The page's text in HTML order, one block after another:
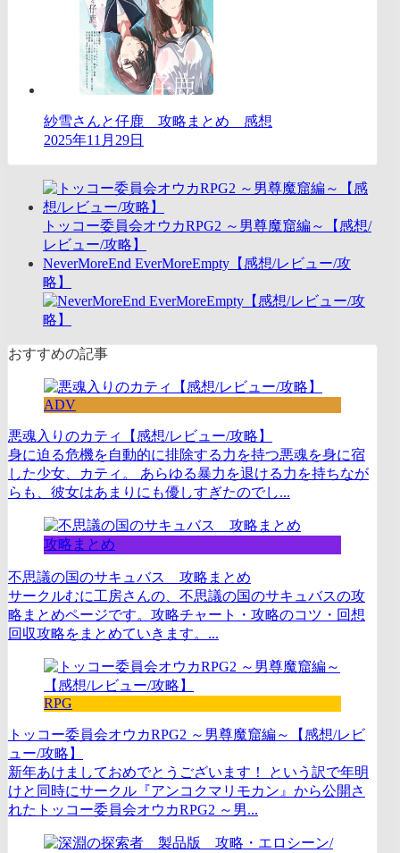
紗雪さんと仔鹿 攻略まとめ 感想
2025年11月29日
トッコー委員会オウカRPG2 ～男尊魔窟編～【感想/
レビュー/攻略】
NeverMoreEnd EverMoreEmpty【感想/レビュー/攻
略】
おすすめの記事
ADV
悪魂入りのカティ【感想/レビュー/攻略】
身に迫る危機を自動的に排除する力を持つ悪魂を身に宿
した少女、カティ。 あらゆる暴力を退ける力を持ちなが
らも、彼女はあまりにも優しすぎたのでし...
攻略まとめ
不思議の国のサキュバス 攻略まとめ
サークルむに工房さんの、不思議の国のサキュバスの攻
略まとめページです。攻略チャート・攻略のコツ・回想
回収攻略をまとめていきます。...
RPG
トッコー委員会オウカRPG2 ～男尊魔窟編～【感想/レビ
ュー/攻略】
新年あけましておめでとうございます！ という訳で年明
けと同時にサークル『アンコクマリモカン』から公開さ
れたトッコー委員会オウカRPG2 ～男...